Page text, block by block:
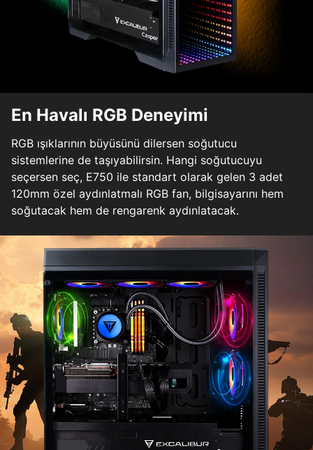
En Havalı RGB Deneyimi
RGB ışıklarının büyüsünü dilersen soğutucu
sistemlerine de taşıyabilirsin. Hangi soğutucuyu
seçersen seç, E750 ile standart olarak gelen 3 adet
120mm özel aydınlatmalı RGB fan, bilgisayarını hem
soğutacak hem de rengarenk aydınlatacak.